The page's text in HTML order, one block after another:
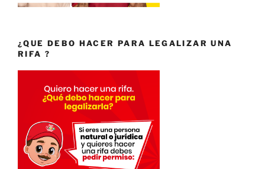
¿QUE DEBO HACER PARA LEGALIZAR UNA
RIFA ?